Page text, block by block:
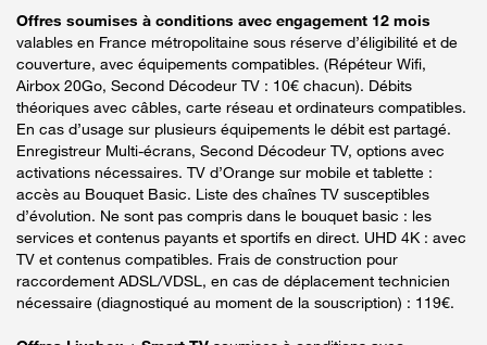
Offres soumises à conditions avec engagement 12 mois
valables en France métropolitaine sous réserve d’éligibilité et de
couverture, avec équipements compatibles. (Répéteur Wifi,
Airbox 20Go, Second Décodeur TV : 10€ chacun). Débits
théoriques avec câbles, carte réseau et ordinateurs compatibles.
En cas d’usage sur plusieurs équipements le débit est partagé.
Enregistreur Multi-écrans, Second Décodeur TV, options avec
activations nécessaires. TV d’Orange sur mobile et tablette :
accès au Bouquet Basic. Liste des chaînes TV susceptibles
d’évolution. Ne sont pas compris dans le bouquet basic : les
services et contenus payants et sportifs en direct. UHD 4K : avec
TV et contenus compatibles. Frais de construction pour
raccordement ADSL/VDSL, en cas de déplacement technicien
nécessaire (diagnostiqué au moment de la souscription) : 119€.